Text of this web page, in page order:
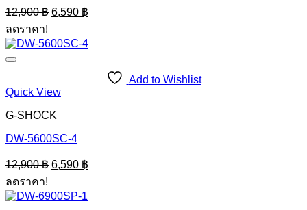
12,900฿ Original
price
12,900 ฿.
6,590 ฿
price
6,590 ฿.
ลดราคา!
Add to Wishlist
Quick View
G-SHOCK
DW-5600SC-4
12,900฿ Original
price
12,900 ฿.
6,590 ฿
price
ลดราคา!